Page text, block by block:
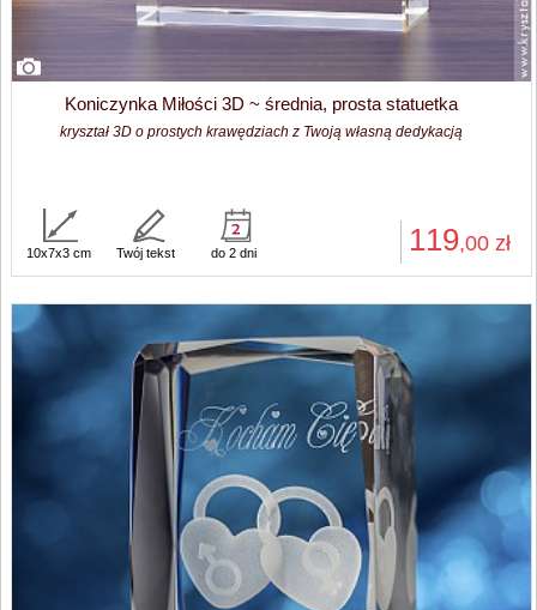
Koniczynka Miłości 3D ~ średnia, prosta statuetka
kryształ 3D o prostych krawędziach z Twoją własną dedykacją
119,00 zł
10x7x3 cm Twój tekst do 2 dni